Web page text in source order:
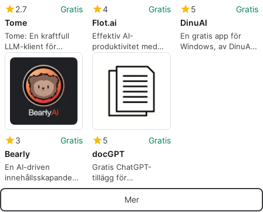
2.7
Gratis
Tome
Tome: En kraftfull
LLM-klient för
Windows
4
Gratis
Flot.ai
Effektiv AI-
produktivitet med
Flot.ai
5
Gratis
DinuAI
En gratis app för
Windows, av DinuAI
3
Gratis
Bearly
En AI-driven
innehållsskapande
programvara
5
Gratis
docGPT
Gratis ChatGPT-
tillägg för
ordbehandlare
Mer